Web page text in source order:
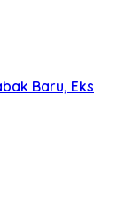
Baru, Eks